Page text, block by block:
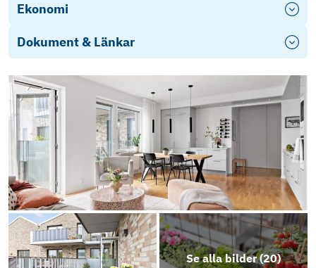
Ekonomi
Dokument & Länkar
fragelista-publik_2026-04-29_21-31
Energideklaration 13 & 23
Ekonomisk plan
Årsredovisning 2024
Årsredovisning 2023
Se alla bilder (20)